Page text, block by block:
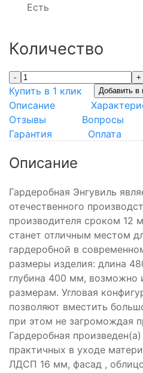
Есть
Количество
- +
Купить в 1 клик Добавить в
Описание
Отзывы
Вопросы
Гарантия
Оплата
Описание
Гардеробная Энгувиль
отечественного
производителя сроком 12
станет отличным местом
гардеробной в
размеры изделия: длина
глубина 400 мм, возможно
размерам. Угловая
позволяют вместить
при этом не загромождая
Гардеробная
практичных в уходе
ЛДСП 16 мм, фасад ,